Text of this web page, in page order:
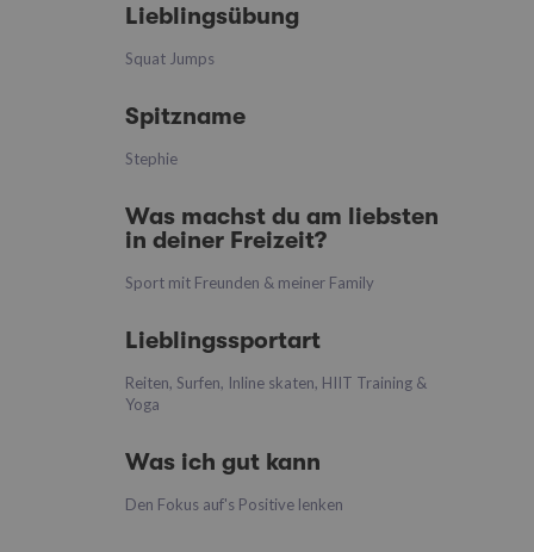
Lieblingsübung
Squat Jumps
Spitzname
Stephie
Was machst du am liebsten
in deiner Freizeit?
Sport mit Freunden & meiner Family
Lieblingssportart
Reiten, Surfen, Inline skaten, HIIT Training &
Yoga
Was ich gut kann
Den Fokus auf's Positive lenken